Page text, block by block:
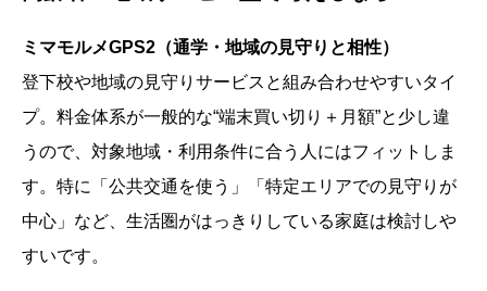
ミマモルメGPS2（通学・地域の見守りと相性）
登下校や地域の見守りサービスと組み合わせやすいタイ
プ。料金体系が一般的な“端末買い切り＋月額”と少し違
うので、対象地域・利用条件に合う人にはフィットしま
す。特に「公共交通を使う」「特定エリアでの見守りが
中心」など、生活圏がはっきりしている家庭は検討しや
すいです。